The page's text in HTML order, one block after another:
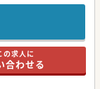
の利便性が高
ス良好です。
柔軟な勤務形態
きます。
ありません。外
の求人に
合わせる